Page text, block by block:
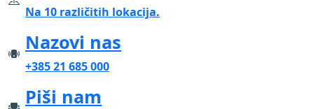
Na 10 različitih lokacija.
Nazovi nas
+385 21 685 000
Piši nam